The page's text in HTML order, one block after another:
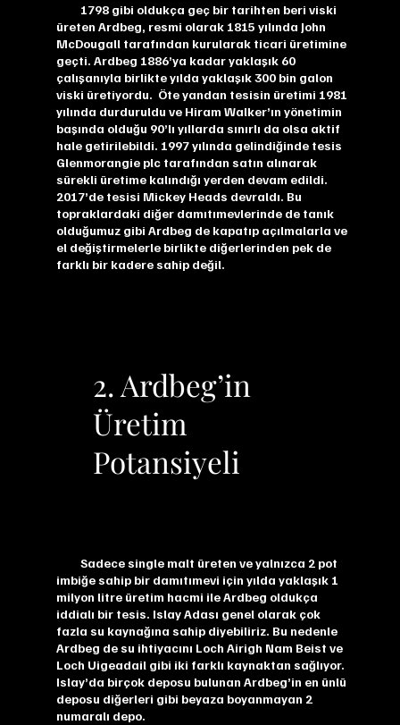
1798 gibi oldukça geç bir tarihten beri viski
üreten Ardbeg, resmi olarak 1815 yılında John
McDougall tarafından kurularak ticari üretimine
geçti. Ardbeg 1886’ya kadar yaklaşık 60
çalışanıyla birlikte yılda yaklaşık 300 bin galon
viski üretiyordu. Öte yandan tesisin üretimi 1981
yılında durduruldu ve Hiram Walker’ın yönetimin
başında olduğu 90’lı yıllarda sınırlı da olsa aktif
hale getirilebildi. 1997 yılında gelindiğinde tesis
Glenmorangie plc tarafından satın alınarak
sürekli üretime kalındığı yerden devam edildi.
2017’de tesisi Mickey Heads devraldı. Bu
topraklardaki diğer damıtımevlerinde de tanık
olduğumuz gibi Ardbeg de kapatıp açılmalarla ve
el değiştirmelerle birlikte diğerlerinden pek de
farklı bir kadere sahip değil.
2. Ardbeg’in
Üretim
Potansiyeli
Sadece single malt üreten ve yalnızca 2 pot
imbiğe sahip bir damıtımevi için yılda yaklaşık 1
milyon litre üretim hacmi ile Ardbeg oldukça
iddialı bir tesis. Islay Adası genel olarak çok
fazla su kaynağına sahip diyebiliriz. Bu nedenle
Ardbeg de su ihtiyacını Loch Airigh Nam Beist ve
Loch Uigeadail gibi iki farklı kaynaktan sağlıyor.
Islay’da birçok deposu bulunan Ardbeg’in en ünlü
deposu diğerleri gibi beyaza boyanmayan 2
numaralı depo.